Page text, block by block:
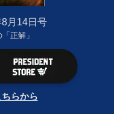
月14日号
正解」
らから